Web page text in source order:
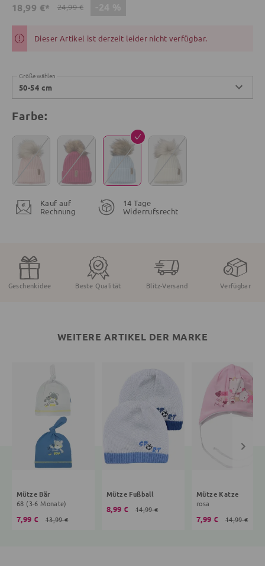
18,99 €* 24,99 €
Dieser Artikel ist derzeit leider nicht verfügbar.
Größe wählen
50-54 cm
Farbe:
Kauf auf
Rechnung
14 Tage
Widerrufsrecht
Geschenkidee Beste Qualität Blitz-Versand Verfügbar
WEITERE ARTIKEL DER MARKE
Mütze Bär
68 (3-6 Monate)
7,99 € 13,99 €
Mütze Fußball
8,99 € 14,99 €
Mütze Katze
rosa
7,99 € 14,99 €